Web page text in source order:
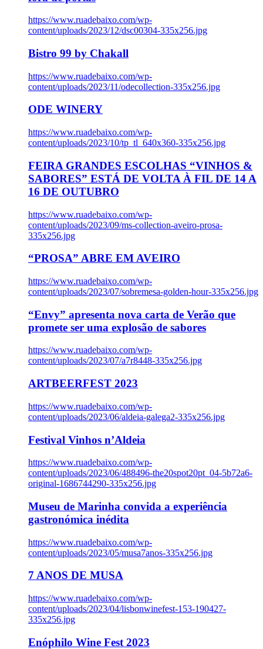
https://www.ruadebaixo.com/wp-
content/uploads/2023/12/dsc00304-335x256.jpg
Bistro 99 by Chakall
https://www.ruadebaixo.com/wp-
content/uploads/2023/11/odecollection-335x256.jpg
ODE WINERY
https://www.ruadebaixo.com/wp-
content/uploads/2023/10/tp_tl_640x360-335x256.jpg
FEIRA GRANDES ESCOLHAS “VINHOS &
SABORES” ESTÁ DE VOLTA À FIL DE 14 A
16 DE OUTUBRO
https://www.ruadebaixo.com/wp-
content/uploads/2023/09/ms-collection-aveiro-prosa-
335x256.jpg
“PROSA” ABRE EM AVEIRO
https://www.ruadebaixo.com/wp-
content/uploads/2023/07/sobremesa-golden-hour-335x256.jpg
“Envy” apresenta nova carta de Verão que
promete ser uma explosão de sabores
https://www.ruadebaixo.com/wp-
content/uploads/2023/07/a7r8448-335x256.jpg
ARTBEERFEST 2023
https://www.ruadebaixo.com/wp-
content/uploads/2023/06/aldeia-galega2-335x256.jpg
Festival Vinhos n’Aldeia
https://www.ruadebaixo.com/wp-
content/uploads/2023/06/488496-the20spot20pt_04-5b72a6-
original-1686744290-335x256.jpg
Museu de Marinha convida a experiência
gastronómica inédita
https://www.ruadebaixo.com/wp-
content/uploads/2023/05/musa7anos-335x256.jpg
7 ANOS DE MUSA
https://www.ruadebaixo.com/wp-
content/uploads/2023/04/lisbonwinefest-153-190427-
335x256.jpg
Enóphilo Wine Fest 2023